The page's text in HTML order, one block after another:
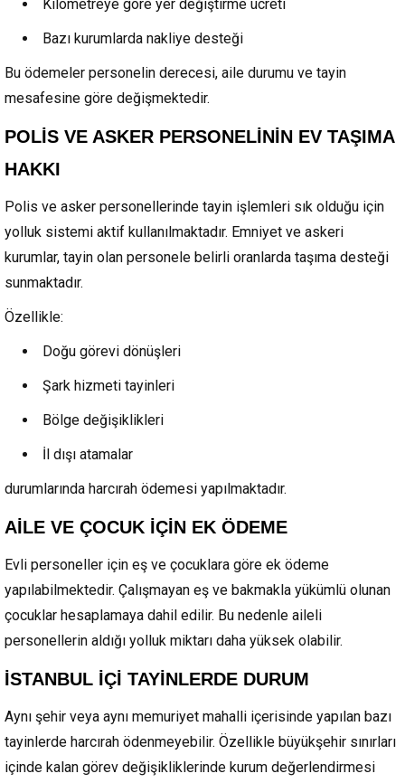
Kilometreye göre yer değiştirme ücreti
Bazı kurumlarda nakliye desteği
Bu ödemeler personelin derecesi, aile durumu ve tayin
mesafesine göre değişmektedir.
POLİS VE ASKER PERSONELİNİN EV TAŞIMA
HAKKI
Polis ve asker personellerinde tayin işlemleri sık olduğu için
yolluk sistemi aktif kullanılmaktadır. Emniyet ve askeri
kurumlar, tayin olan personele belirli oranlarda taşıma desteği
sunmaktadır.
Özellikle:
Doğu görevi dönüşleri
Şark hizmeti tayinleri
Bölge değişiklikleri
İl dışı atamalar
durumlarında harcırah ödemesi yapılmaktadır.
AİLE VE ÇOCUK İÇİN EK ÖDEME
Evli personeller için eş ve çocuklara göre ek ödeme
yapılabilmektedir. Çalışmayan eş ve bakmakla yükümlü olunan
çocuklar hesaplamaya dahil edilir. Bu nedenle aileli
personellerin aldığı yolluk miktarı daha yüksek olabilir.
İSTANBUL İÇİ TAYİNLERDE DURUM
Aynı şehir veya aynı memuriyet mahalli içerisinde yapılan bazı
tayinlerde harcırah ödenmeyebilir. Özellikle büyükşehir sınırları
içinde kalan görev değişikliklerinde kurum değerlendirmesi